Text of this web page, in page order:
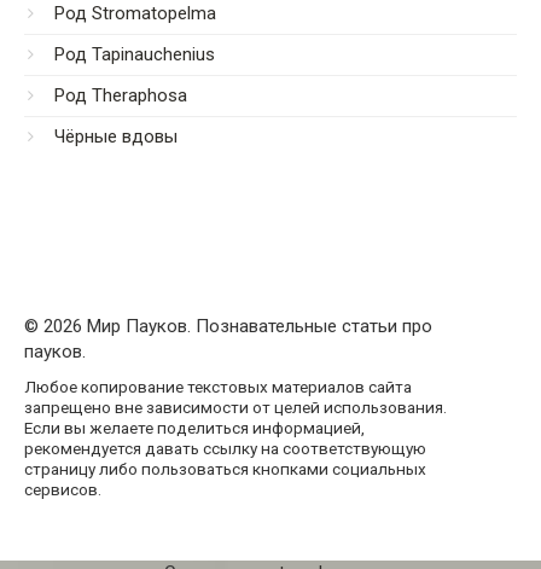
Род Stromatopelma
Род Tapinauchenius
Род Theraphosa
Чёрные вдовы
© 2026 Мир Пауков. Познавательные статьи про
пауков.
Любое копирование текстовых материалов сайта
запрещено вне зависимости от целей использования.
Если вы желаете поделиться информацией,
рекомендуется давать ссылку на соответствующую
страницу либо пользоваться кнопками социальных
сервисов.